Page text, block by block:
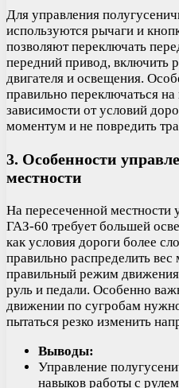
Для управления
используются рычаги и
позволяют переключать
передний привод, включить
двигателя и освещения.
правильно переключаться
зависимости от условий
моментум и не повредить
3. Особенности
местности
На пересеченной местности
ГАЗ-60 требует большей
как условия дороги более
правильно распределить
правильный режим движения
руль и педали. Особенно
движении по сугробам
пытаться резко изменить
Выводы:
Управление
навыков работы с